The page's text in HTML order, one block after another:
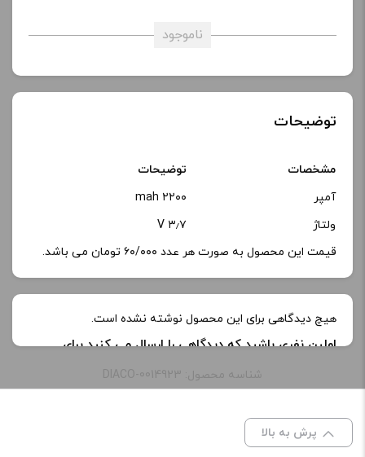
ی ناموجود
توضیحات
مشخصات
توضیحات
آمپر
۲۲۰۰ mah
ولتاژ
۳٫۷ V
قیمت این محصول به صورت هر عدد ۶۰/۰۰۰ تومان می باشد.
هیچ دیدگاهی برای این محصول نوشته نشده است.
اولین نفری باشید که دیدگاهی را ارسال می کنید برای
“باتری سونیک سل|sonic cell battery”
علامت‌گذاری شده‌اند
شناسه محصول: DIACO-0014923
پرش به بالا